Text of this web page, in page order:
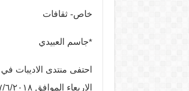
خاص- ثقافات
*جاسم العبيدي
احتفى منتدى الاديبات